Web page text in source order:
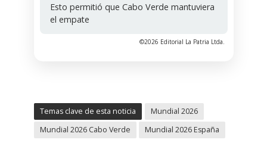
Esto permitió que Cabo Verde mantuviera
el empate
©2026 Editorial La Patria Ltda.
Temas clave de esta noticia
Mundial 2026
Mundial 2026 Cabo Verde
Mundial 2026 España